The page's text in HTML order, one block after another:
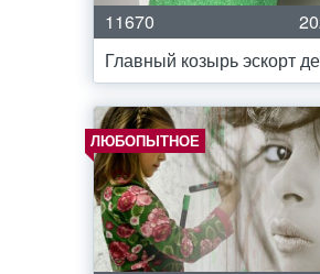
11670
Главный козырь эскорт
ЛЮБОПЫТНОЕ